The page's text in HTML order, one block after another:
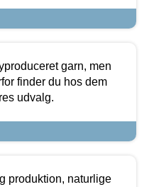
garn, men
finder du hos dem
udvalg.
produktion, naturlige